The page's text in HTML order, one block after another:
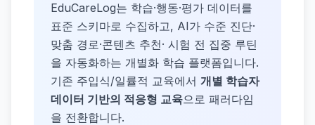
EduCareLog는 학습·행동·평가 데이터를
표준 스키마로 수집하고, AI가 수준 진단·
맞춤 경로·콘텐츠 추천· 시험 전 집중 루틴
을 자동화하는 개별화 학습 플랫폼입니다.
기존 주입식/일률적 교육에서 개별 학습자
데이터 기반의 적응형 교육으로 패러다임
을 전환합니다.